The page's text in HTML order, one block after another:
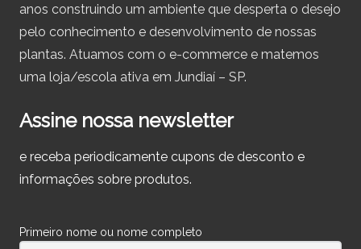
anos construindo um ambiente que desperta o desejo
pelo conhecimento e desenvolvimento de nossas
plantas. Atuamos com o e-commerce e matemos
uma loja/escola ativa em Jundiaí – SP.
Assine nossa newsletter
e receba periodicamente cupons de desconto e
informações sobre produtos.
Primeiro nome ou nome completo